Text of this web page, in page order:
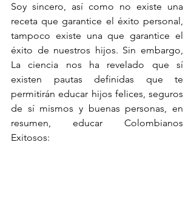
Soy sincero, así como no existe una
receta que garantice el éxito personal,
tampoco existe una que garantice el
éxito de nuestros hijos. Sin embargo,
La ciencia nos ha revelado que sí
existen pautas definidas que te
permitirán educar hijos felices, seguros
de sí mismos y buenas personas, en
resumen, educar Colombianos
Exitosos: